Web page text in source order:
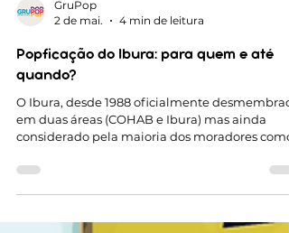
2 de mai.
4 min de leitura
quando?
O Ibura, desde 1988 oficialmente
considerado pela maioria dos moradores como
Sendo morador do bairro desde que nasci, há